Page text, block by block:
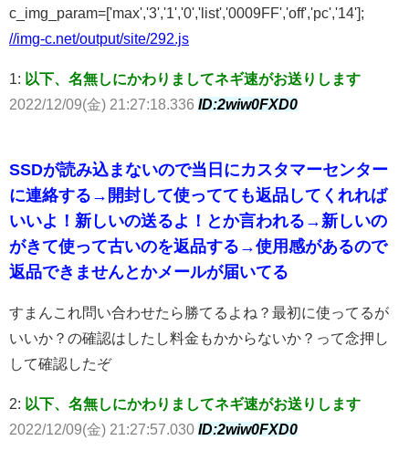
c_img_param=['max','3','1','0','list','0009FF','off','pc','14'];
//img-c.net/output/site/292.js
1: 以下、名無しにかわりましてネギ速がお送りします
2022/12/09(金) 21:27:18.336 ID:2wiw0FXD0
SSDが読み込まないので当日にカスタマーセンター
に連絡する→開封して使ってても返品してくれれば
いいよ！新しいの送るよ！とか言われる→新しいの
がきて使って古いのを返品する→使用感があるので
返品できませんとかメールが届いてる
すまんこれ問い合わせたら勝てるよね？最初に使ってるが
いいか？の確認はしたし料金もかからないか？って念押し
して確認したぞ
2: 以下、名無しにかわりましてネギ速がお送りします
2022/12/09(金) 21:27:57.030 ID:2wiw0FXD0